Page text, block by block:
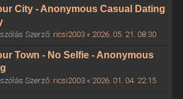
City - Anonymous Casual Dating
Szerző: ricsi2003« 2026. 05. 21. 08:30
Town - No Selfie - Anonymous
Szerző: ricsi2003« 2026. 01. 04. 22:15